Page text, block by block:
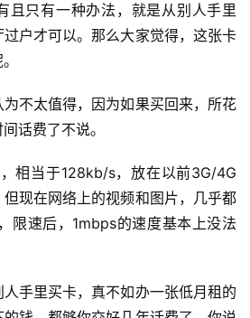
且只有一种办法，就是从别人手里
户才可以。那么大家觉得，这张卡
不太值得，因为如果买回来，所花
话费了不说。
相当于128kb/s，放在以前3G/4G
现在网络上的视频和图片，几乎都
限速后，1mbps的速度基本上没法
手里买卡，真不如办一张低月租的